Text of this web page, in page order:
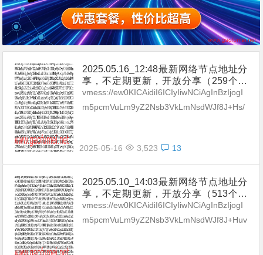
2025.05.16_12:48最新网络节点地址分
享，不定期更新，开放分享（259个网
络免费节点香港|日本|韩国|新加坡|台湾|
马来西亚|美国|德国|澳大利亚|英国|法国|
R）不断努力提高更新频率和数量。
vmess://ew0KICAidiI6ICIyIiwNCiAgInBzIjogI
m5pcmVuLm9yZ2Nsb3VkLmNsdWJf8J+Hs/
2025-05-16 3,523 13
2025.05.10_14:03最新网络节点地址分
享，不定期更新，开放分享（513个网
络免费节点香港|日本|韩国|新加坡|台湾|
马来西亚|美国|德国|澳大利亚|英国|法国|
vmess://ew0KICAidiI6ICIyIiwNCiAgInBzIjogI
m5pcmVuLm9yZ2Nsb3VkLmNsdWJf8J+Huv